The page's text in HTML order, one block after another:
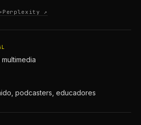
Perplexity ↗
podcasters, educadores